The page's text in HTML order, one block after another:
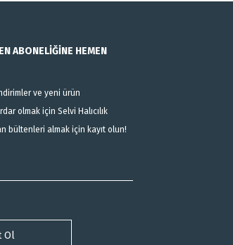
ABONELİĞİNE HEMEN
ve yeni ürün
olmak için Selvi Halıcılık
bültenleri almak için kayıt olun!
Ol